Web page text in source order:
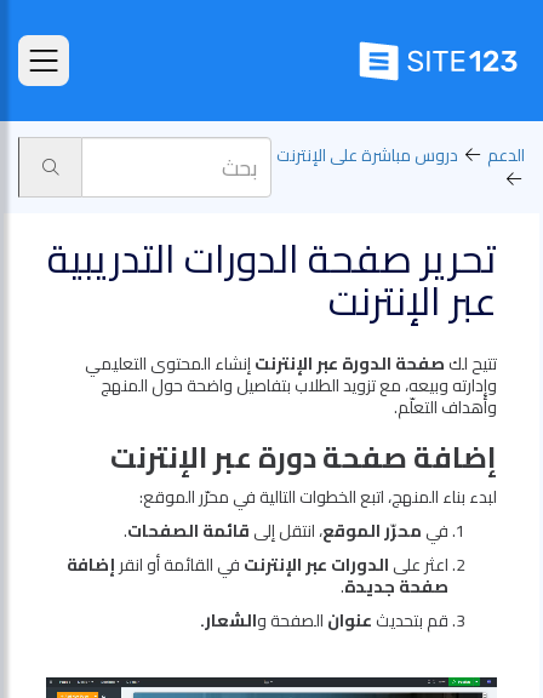
الدعم دروس مباشرة على الإنترنت
تحرير صفحة الدورات التدريبية
عبر الإنترنت
تتيح لكصفحة الدورة عبر الإنترنتإنشاء المحتوى التعليمي
وإدارته وبيعه، مع تزويد الطلاب بتفاصيل واضحة حول المنهج
وأهداف التعلّم.
إضافة صفحة دورة عبر الإنترنت
لبدء بناء المنهج، اتبع الخطوات التالية في محرّر الموقع:
فيمحرّر الموقع، انتقل إلىقائمة الصفحات.
اعثر علىالدورات عبر الإنترنتفي القائمة أو انقرإضافة
صفحة جديدة.
قم بتحديثعنوانالصفحة والشعار.